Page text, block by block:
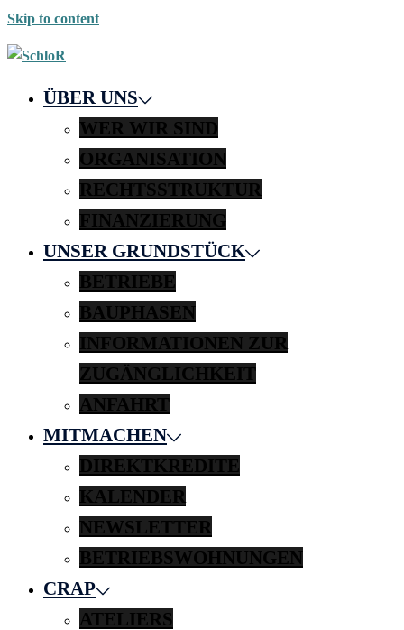
Skip to content
ÜBER UNS
WER WIR SIND
ORGANISATION
RECHTSSTRUKTUR
FINANZIERUNG
UNSER GRUNDSTÜCK
BETRIEBE
BAUPHASEN
INFORMATIONEN ZUR
ZUGÄNGLICHKEIT
ANFAHRT
MITMACHEN
DIREKTKREDITE
KALENDER
NEWSLETTER
BETRIEBSWOHNUNGEN
CRAP
ATELIERS